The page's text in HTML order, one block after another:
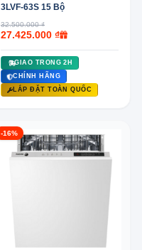
3LVF-63S 15 Bộ
32.500.000 ₫
27.425.000 ₫
GIAO TRONG 2H
CHÍNH HÃNG
LẮP ĐẶT TOÀN QUỐC
-16%